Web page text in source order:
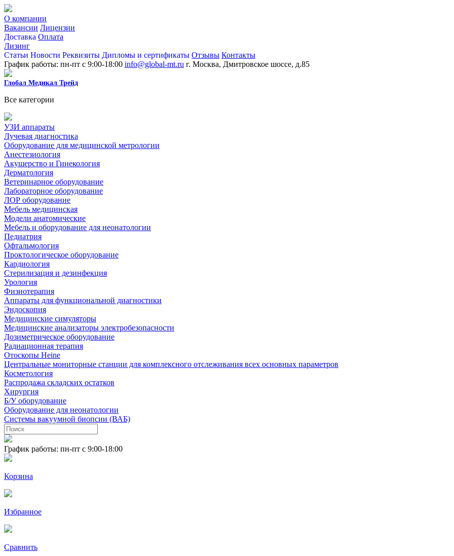
О компании
Вакансии Лицензии
Доставка Оплата
Лизинг
Статьи Новости Реквизиты Дипломы и сертификаты Отзывы Контакты
График работы: пн-пт с 9:00-18:00 info@global-mt.ru г. Москва, Дмитровское шоссе, д.85
Глобал Медикал Трейд
Все категории
УЗИ аппараты
Лучевая диагностика
Оборудование для медицинской метрологии
Анестезиология
Акушерство и Гинекология
Дерматология
Ветеринарное оборудование
Лабораторное оборудование
ЛОР оборудование
Мебель медицинская
Модели анатомические
Мебель и оборудование для неонатологии
Педиатрия
Офтальмология
Проктологическое оборудование
Кардиология
Стерилизация и дезинфекция
Урология
Физиотерапия
Аппараты для функциональной диагностики
Эндоскопия
Медицинские симуляторы
Медицинские анализаторы электробезопасности
Дозиметрическое оборудование
Радиационная терапия
Отоскопы Heine
Центральные мониторные станции для комплексного отслеживания всех основных параметров
Косметология
Распродажа складских остатков
Хирургия
Б/У оборудование
Оборудование для неонатологии
Системы вакуумной биопсии (ВАБ)
График работы: пн-пт с 9:00-18:00
Корзина
Избранное
Сравнить